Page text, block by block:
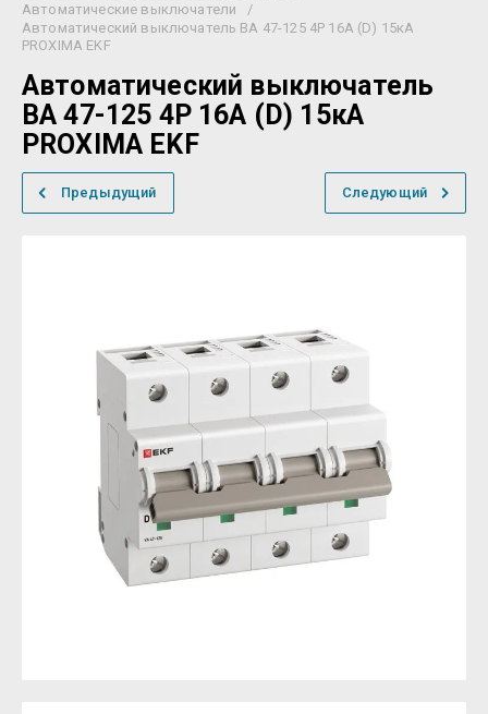
Автоматические выключатели
/
Автоматический выключатель ВА 47-125 4P 16А (D) 15кА
PROXIMA EKF
Автоматический выключатель
ВА 47-125 4P 16А (D) 15кА
PROXIMA EKF
Предыдущий Следующий